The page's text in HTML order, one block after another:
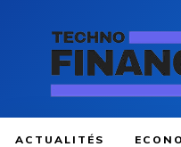
ACTUALITÉS